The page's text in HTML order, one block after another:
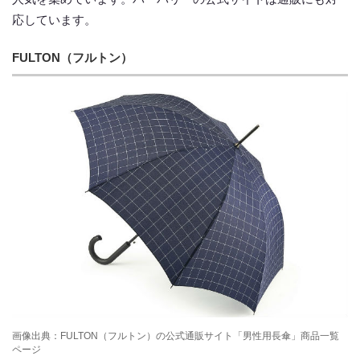
応しています。
FULTON（フルトン）
画像出典：FULTON（フルトン）の公式通販サイト「男性用長傘」商品一覧
ページ